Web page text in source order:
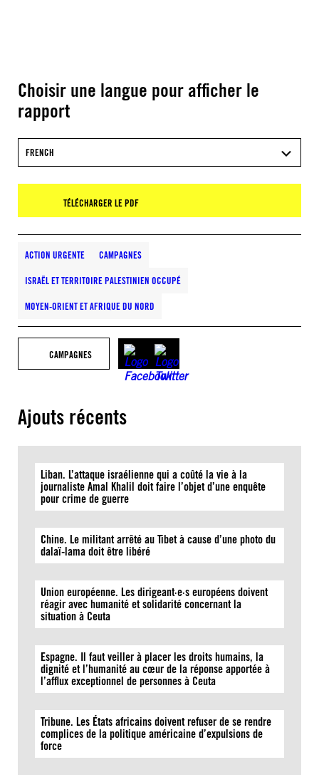
Choisir une langue pour afficher le
rapport
FRENCH
TÉLÉCHARGER LE PDF
ACTION URGENTE CAMPAGNES
ISRAËL ET TERRITOIRE PALESTINIEN OCCUPÉ
MOYEN-ORIENT ET AFRIQUE DU NORD
CAMPAGNES
Ajouts récents
Liban. L’attaque israélienne qui a coûté la vie à la
journaliste Amal Khalil doit faire l’objet d’une enquête
pour crime de guerre
Chine. Le militant arrêté au Tibet à cause d’une photo du
dalaï-lama doit être libéré
Union européenne. Les dirigeant·e·s européens doivent
réagir avec humanité et solidarité concernant la
situation à Ceuta
Espagne. Il faut veiller à placer les droits humains, la
dignité et l’humanité au cœur de la réponse apportée à
l’afflux exceptionnel de personnes à Ceuta
Tribune. Les États africains doivent refuser de se rendre
complices de la politique américaine d’expulsions de
force